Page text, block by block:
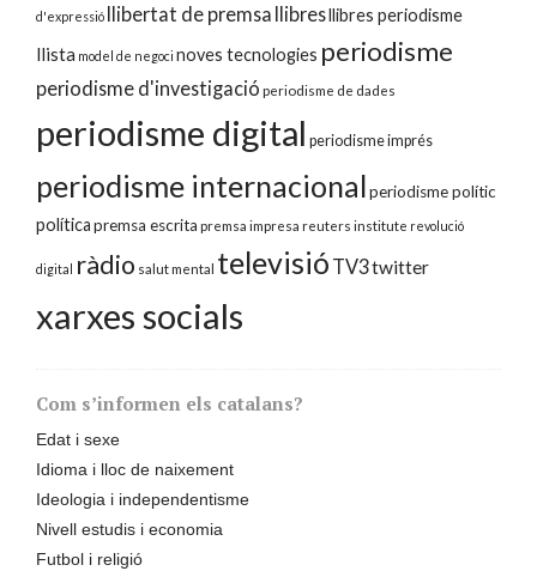
d'expressió llibertat de premsa llibresllibres periodisme
llista model de negoci noves tecnologies periodisme
periodisme d'investigació periodisme de dades
periodisme digital periodisme imprés
periodisme internacionalperiodisme polític
políticapremsa escrita premsa impresa reuters institute revolució
digital ràdio salut mental televisió TV3twitter
xarxes socials
Com s’informen els catalans?
Edat i sexe
Idioma i lloc de naixement
Ideologia i independentisme
Nivell estudis i economia
Futbol i religió